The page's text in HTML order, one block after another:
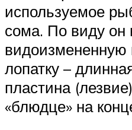
используемое
сома. По виду он
видоизмененную
лопатку –
пластина
«блюдце» на